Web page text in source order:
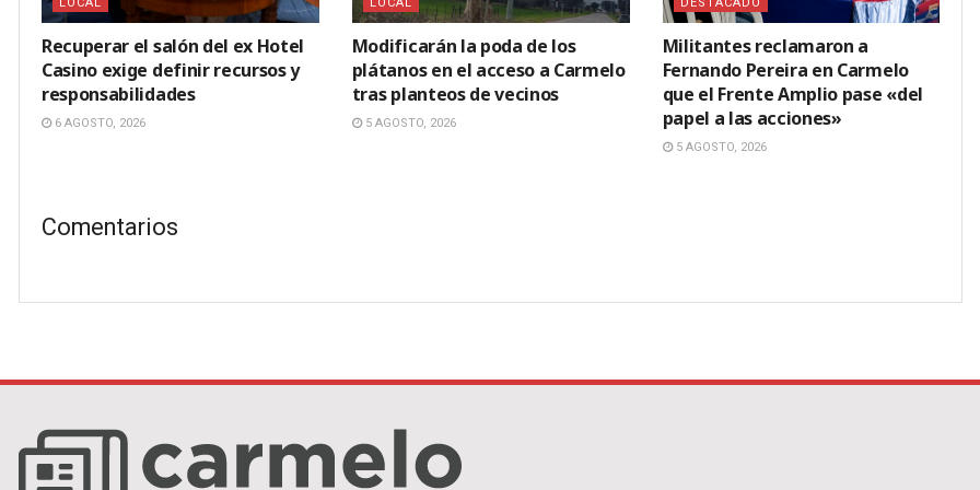
Recuperar el salón del ex Hotel
Casino exige definir recursos y
responsabilidades
6 AGOSTO, 2026
Modificarán la poda de los
plátanos en el acceso a Carmelo
tras planteos de vecinos
5 AGOSTO, 2026
Militantes reclamaron a
Fernando Pereira en Carmelo
que el Frente Amplio pase «del
papel a las acciones»
5 AGOSTO, 2026
Comentarios